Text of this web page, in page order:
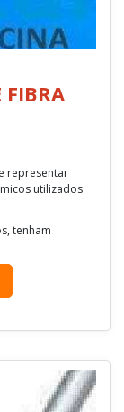
FIBRA
representar
utilizados
tenham